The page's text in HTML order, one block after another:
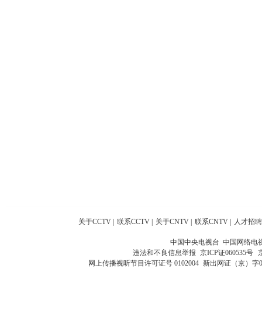
关于CCTV 联系CCTV 关于CNTV 联系CNTV 人才招聘
中国中央电视台 中国网络电
违法和不良信息举报 京ICP证060535号
网上传播视听节目许可证号 0102004 新出网证（京）